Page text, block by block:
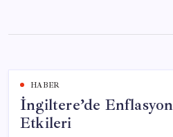
content
HABER
İngiltere’de Enflasyon
Etkileri